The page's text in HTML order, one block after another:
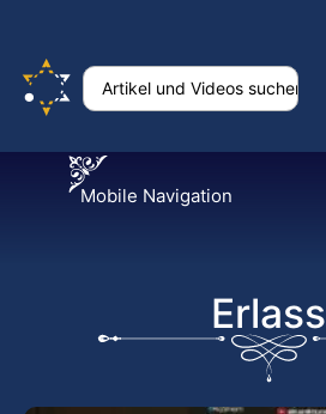
Mobile Navigation
Erlass